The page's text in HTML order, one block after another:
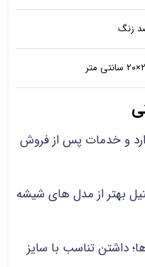
زنگ
و خدمات پس از فروش
بهتر از مدل های شیشه
داشتن تناسب با سایز